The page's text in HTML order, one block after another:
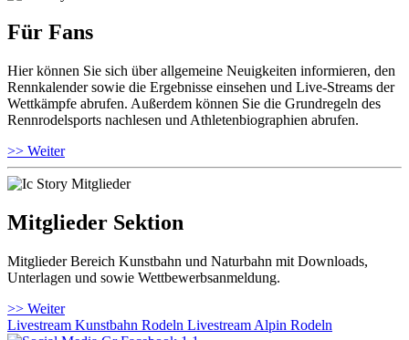
Für Fans
Hier können Sie sich über allgemeine Neuigkeiten informieren, den
Rennkalender sowie die Ergebnisse einsehen und Live-Streams der
Wettkämpfe abrufen. Außerdem können Sie die Grundregeln des
Rennrodelsports nachlesen und Athletenbiographien abrufen.
>> Weiter
Mitglieder Sektion
Mitglieder Bereich Kunstbahn und Naturbahn mit Downloads,
Unterlagen und sowie Wettbewerbsanmeldung.
>> Weiter
Livestream Kunstbahn Rodeln Livestream Alpin Rodeln